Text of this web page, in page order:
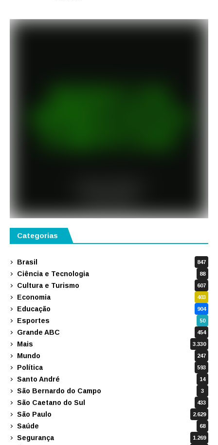
Categorias
Brasil 847
Ciência e Tecnologia 88
Cultura e Turismo 607
Economia 403
Educação 904
Esportes 50
Grande ABC 454
Mais 3.330
Mundo 247
Política 593
Santo André 14
São Bernardo do Campo 3
São Caetano do Sul 433
São Paulo 2.629
Saúde 68
Segurança 1.269